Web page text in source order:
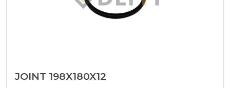
JOINT 198X180X12